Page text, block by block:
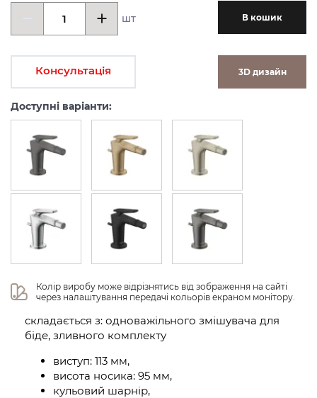
шт В кошик
Консультація 3D дизайн
Доступні варіанти:
Колір виробу може відрізнятись від зображення на сайті
через налаштування передачі кольорів екраном монітору.
складається з: одноважільного змішувача для
біде, зливного комплекту
виступ: 113 мм,
висота носика: 95 мм,
кульовий шарнір,